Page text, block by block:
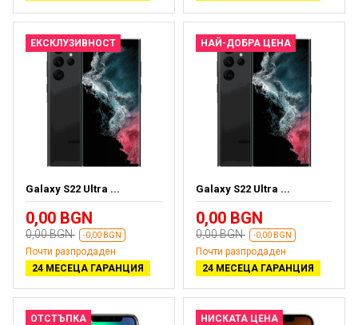
ЕКСКЛУЗИВНОСТ
Galaxy S22 Ultra ...
0,00 BGN
0,00 BGN -0,00 BGN
Почти разпродаден
24 МЕСЕЦА ГАРАНЦИЯ
НАЙ-ДОБРА ЦЕНА
Galaxy S22 Ultra ...
0,00 BGN
0,00 BGN -0,00 BGN
Почти разпродаден
24 МЕСЕЦА ГАРАНЦИЯ
ОТСТЪПКА НИСКАТА ЦЕНА